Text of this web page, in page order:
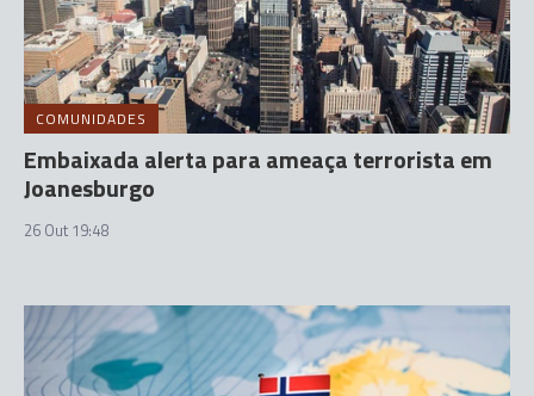
COMUNIDADES
Embaixada alerta para ameaça terrorista em
Joanesburgo
26 Out 19:48